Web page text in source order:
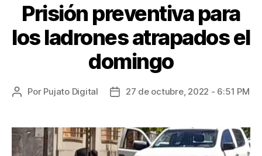
Prisión preventiva para
los ladrones atrapados el
domingo
Por Pujato Digital 27 de octubre, 2022 - 6:51 PM